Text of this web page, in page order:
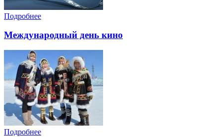
Подробнее
Международный день кино
Подробнее